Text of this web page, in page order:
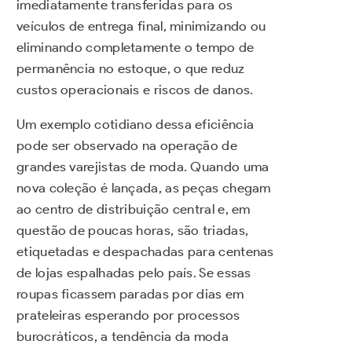
imediatamente transferidas para os
veículos de entrega final, minimizando ou
eliminando completamente o tempo de
permanência no estoque, o que reduz
custos operacionais e riscos de danos.
Um exemplo cotidiano dessa eficiência
pode ser observado na operação de
grandes varejistas de moda. Quando uma
nova coleção é lançada, as peças chegam
ao centro de distribuição central e, em
questão de poucas horas, são triadas,
etiquetadas e despachadas para centenas
de lojas espalhadas pelo país. Se essas
roupas ficassem paradas por dias em
prateleiras esperando por processos
burocráticos, a tendência da moda